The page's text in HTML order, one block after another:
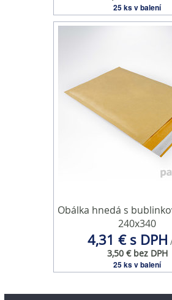
25 ks v balení
Obálka hnedá s
240x340
4,31 € s DPH
3,50 € bez DPH
25 ks v balení